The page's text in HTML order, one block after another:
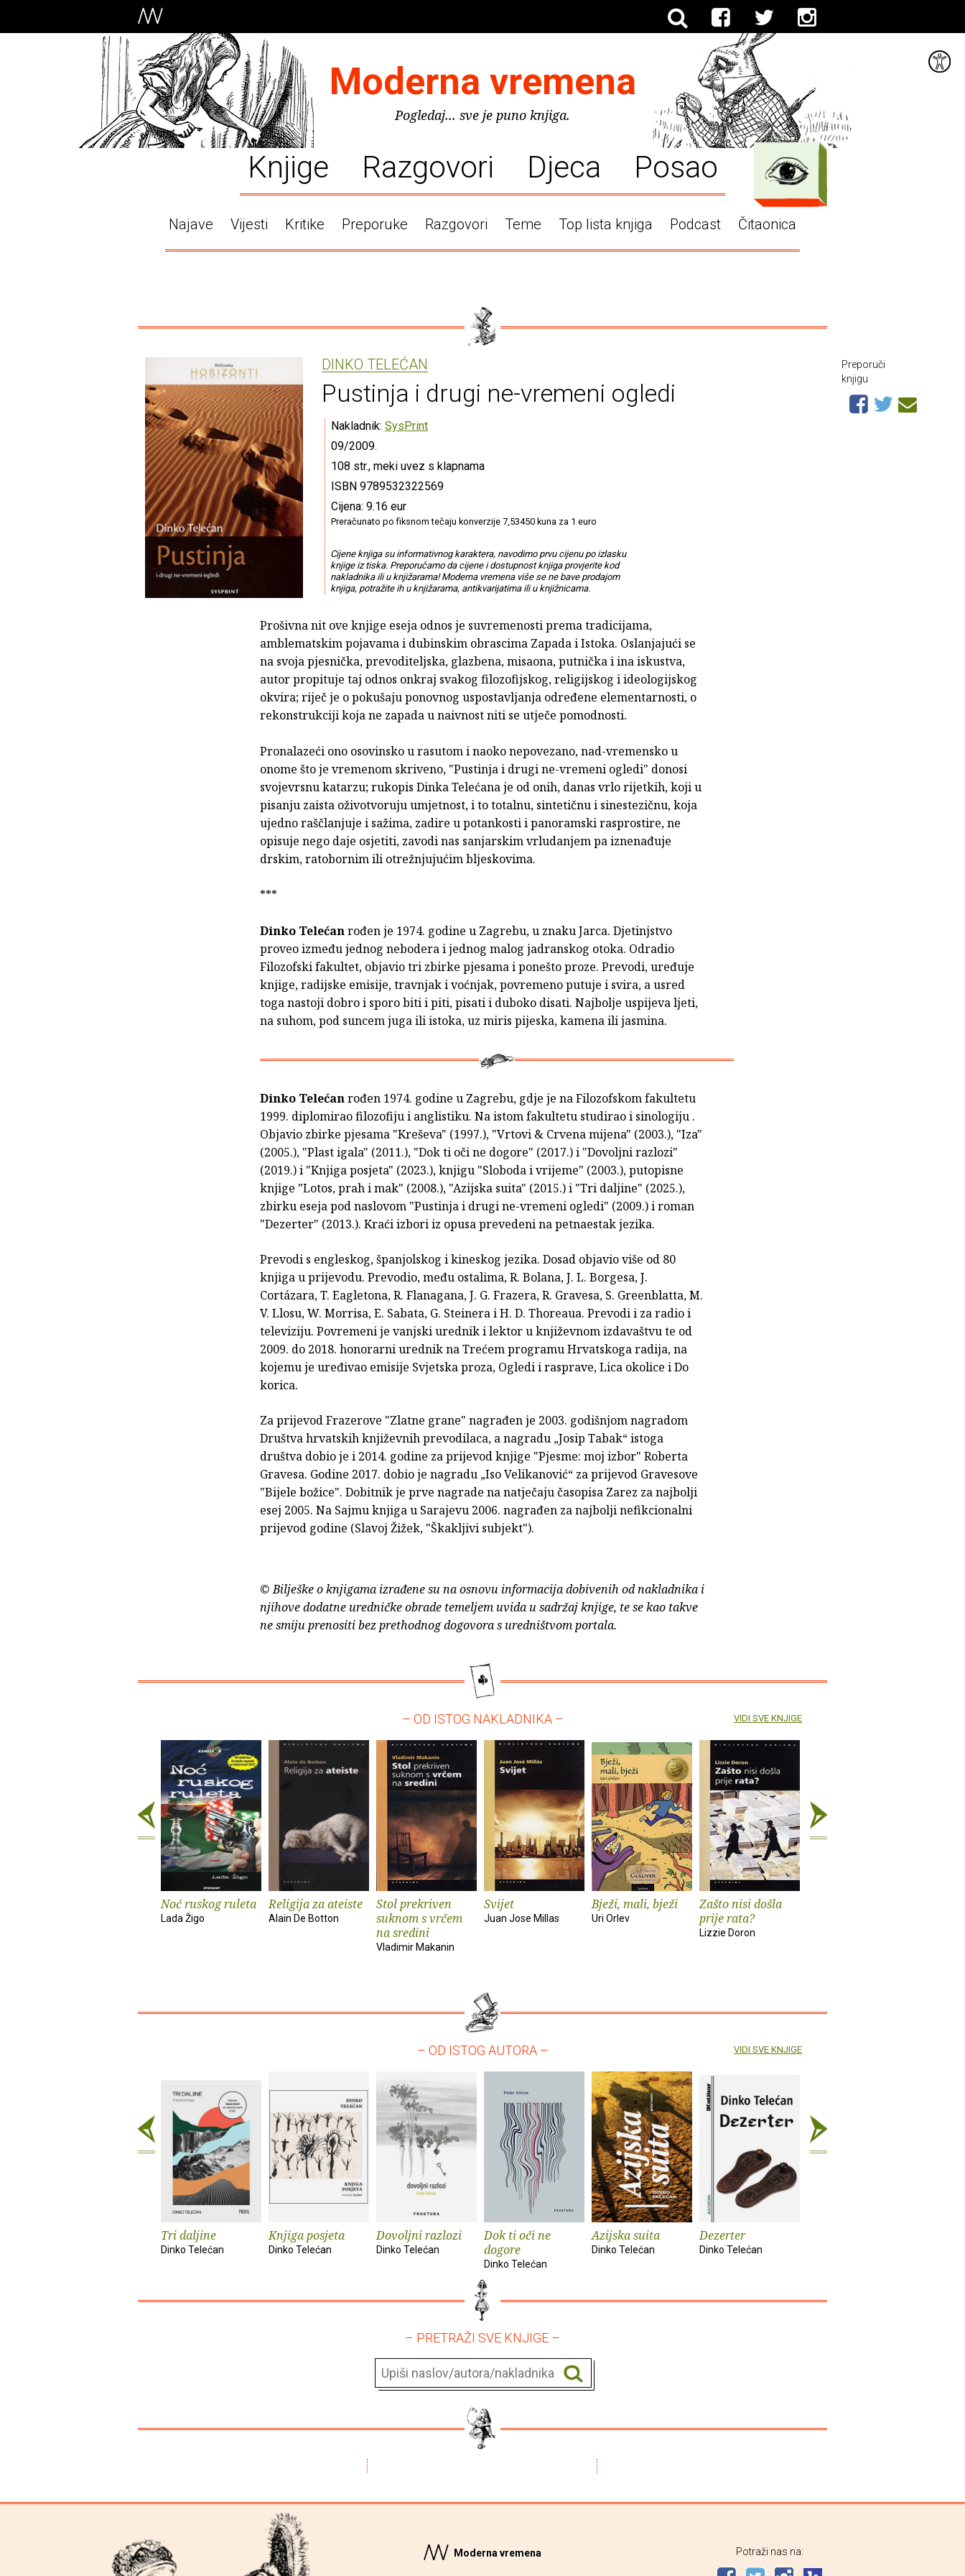
Moderna vremena
Pogledaj... sve je puno knjiga.
Knjige Razgovori Djeca Posao
Najave Vijesti Kritike Preporuke Razgovori Teme Top lista knjiga Podcast Čitaonica
DINKO TELEĆAN
Pustinja i drugi ne-vremeni ogledi
Nakladnik: SysPrint
09/2009.
108 str., meki uvez s klapnama
ISBN 9789532322569
Cijena: 9.16 eur
Preračunato po fiksnom tečaju konverzije 7,53450 kuna za 1 euro
Cijene knjiga su informativnog karaktera, navodimo prvu cijenu po izlasku
knjige iz tiska. Preporučamo da cijene i dostupnost knjiga provjerite kod
nakladnika ili u knjižarama! Moderna vremena više se ne bave prodajom
knjiga, potražite ih u knjižarama, antikvarijatima ili u knjižnicama.
Prošivna nit ove knjige eseja odnos je suvremenosti prema tradicijama,
amblematskim pojavama i dubinskim obrascima Zapada i Istoka. Oslanjajući se
na svoja pjesnička, prevoditeljska, glazbena, misaona, putnička i ina iskustva,
autor propituje taj odnos onkraj svakog filozofijskog, religijskog i ideologijskog
okvira; riječ je o pokušaju ponovnog uspostavljanja određene elementarnosti, o
rekonstrukciji koja ne zapada u naivnost niti se utječe pomodnosti.
Pronalazeći ono osovinsko u rasutom i naoko nepovezano, nad-vremensko u
onome što je vremenom skriveno, "Pustinja i drugi ne-vremeni ogledi" donosi
svojevrsnu katarzu; rukopis Dinka Telećana je od onih, danas vrlo rijetkih, koji u
pisanju zaista oživotvoruju umjetnost, i to totalnu, sintetičnu i sinestezičnu, koja
ujedno raščlanjuje i sažima, zadire u potankosti i panoramski rasprostire, ne
opisuje nego daje osjetiti, zavodi nas sanjarskim vrludanjem pa iznenađuje
drskim, ratobornim ili otrežnjujućim bljeskovima.
***
Dinko Telećanrođen je 1974. godine u Zagrebu, u znaku Jarca. Djetinjstvo
proveo između jednog nebodera i jednog malog jadranskog otoka. Odradio
Filozofski fakultet, objavio tri zbirke pjesama i ponešto proze. Prevodi, uređuje
knjige, radijske emisije, travnjak i voćnjak, povremeno putuje i svira, a usred
toga nastoji dobro i sporo biti i piti, pisati i duboko disati. Najbolje uspijeva ljeti,
na suhom, pod suncem juga ili istoka, uz miris pijeska, kamena ili jasmina.
Dinko Telećanrođen 1974. godine u Zagrebu, gdje je na Filozofskom fakultetu
1999. diplomirao filozofiju i anglistiku. Na istom fakultetu studirao i sinologiju .
Objavio zbirke pjesama "Kreševa" (1997.), "Vrtovi & Crvena mijena" (2003.), "Iza"
(2005.), "Plast igala" (2011.), "Dok ti oči ne dogore" (2017.) i "Dovoljni razlozi"
(2019.) i "Knjiga posjeta" (2023.), knjigu "Sloboda i vrijeme" (2003.), putopisne
knjige "Lotos, prah i mak" (2008.), "Azijska suita" (2015.) i "Tri daljine" (2025.),
zbirku eseja pod naslovom "Pustinja i drugi ne-vremeni ogledi" (2009.) i roman
"Dezerter" (2013.). Kraći izbori iz opusa prevedeni na petnaestak jezika.
Prevodi s engleskog, španjolskog i kineskog jezika. Dosad objavio više od 80
knjiga u prijevodu. Prevodio, među ostalima, R. Bolana, J. L. Borgesa, J.
Cortázara, T. Eagletona, R. Flanagana, J. G. Frazera, R. Gravesa, S. Greenblatta, M.
V. Llosu, W. Morrisa, E. Sabata, G. Steinera i H. D. Thoreaua. Prevodi i za radio i
televiziju. Povremeni je vanjski urednik i lektor u književnom izdavaštvu te od
2009. do 2018. honorarni urednik na Trećem programu Hrvatskoga radija, na
kojemu je uređivao emisije Svjetska proza, Ogledi i rasprave, Lica okolice i Do
korica.
Za prijevod Frazerove "Zlatne grane" nagrađen je 2003. godišnjom nagradom
Društva hrvatskih književnih prevodilaca, a nagradu „Josip Tabak“ istoga
društva dobio je i 2014. godine za prijevod knjige "Pjesme: moj izbor" Roberta
Gravesa. Godine 2017. dobio je nagradu „Iso Velikanović“ za prijevod Gravesove
"Bijele božice". Dobitnik je prve nagrade na natječaju časopisa Zarez za najbolji
esej 2005. Na Sajmu knjiga u Sarajevu 2006. nagrađen za najbolji nefikcionalni
prijevod godine (Slavoj Žižek, "Škakljivi subjekt").
© Bilješke o knjigama izrađene su na osnovu informacija dobivenih od nakladnika i
njihove dodatne uredničke obrade temeljem uvida u sadržaj knjige, te se kao takve
ne smiju prenositi bez prethodnog dogovora s uredništvom portala.
Preporuči
knjigu
– OD ISTOG NAKLADNIKA –
Noć ruskog ruleta
Lada Žigo
Religija za ateiste
Alain De Botton
Stol prekriven
suknom s vrčem
na sredini
Vladimir Makanin
Svijet
Juan Jose Millas
Bježi, mali, bježi
Uri Orlev
Zašto nisi došla
prije rata?
Lizzie Doron
VIDI SVE KNJIGE
– OD ISTOG AUTORA –
Tri daljine
Dinko Telećan
Knjiga posjeta
Dinko Telećan
Dovoljni razlozi
Dinko Telećan
Dok ti oči ne
dogore
Dinko Telećan
Azijska suita
Dinko Telećan
Dezerter
Dinko Telećan
VIDI SVE KNJIGE
– PRETRAŽI SVE KNJIGE –
Moderna vremena Potraži nas na: